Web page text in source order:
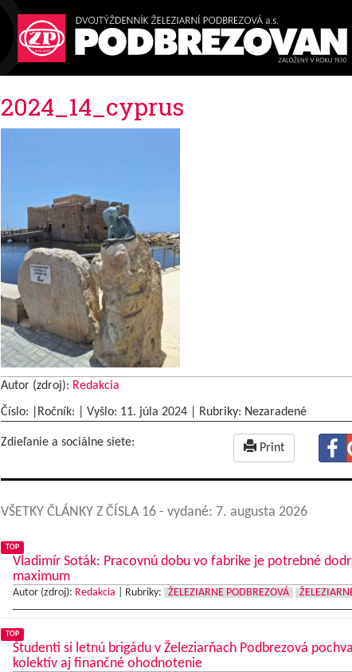
2024_14_cyprus
Autor (zdroj): Redakcia
Číslo: |Ročník: | Vyšlo: 11. júla 2024| Rubriky: Nezaradené
Zdieľanie a sociálne siete: Print
VŠETKY ČLÁNKY Z ČÍSLA 16 - vydané: 7. augusta 2026
TOP
Vladimír Soták: Pracovnú dobu vo fabrike je potrebné
maximum
Autor (zdroj): Redakcia Rubriky: ŽELEZIARNE PODBREZOVÁ
TOP
Študenti si letnú brigádu v Železiarňach Podbrezová
kolektív aj finančné ohodnotenie